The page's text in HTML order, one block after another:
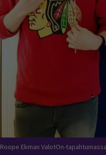
Roope Ekman ValotOn-tapahtumassa